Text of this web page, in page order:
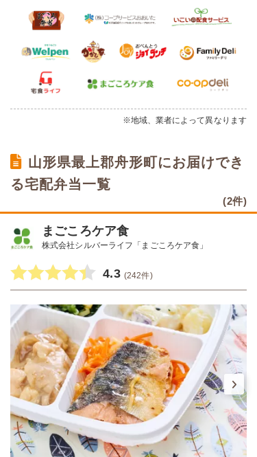
※地域、業者によって異なります
山形県最上郡舟形町にお届けでき
る宅配弁当一覧
(2件)
まごころケア食
株式会社シルバーライフ「まごころケア食」
4.3 (242件)